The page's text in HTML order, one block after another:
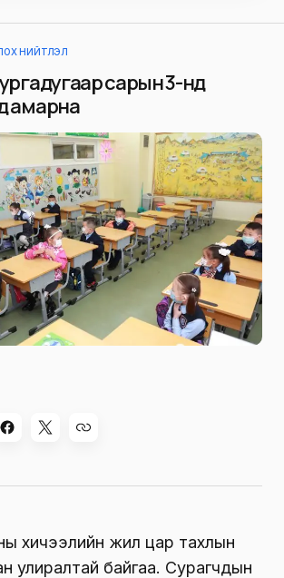
НИЙТЛЭЛ
сарын 3-нд
амарна
хичээлийн жил цар тахлын
улиралтай байгаа. Сурагчдын